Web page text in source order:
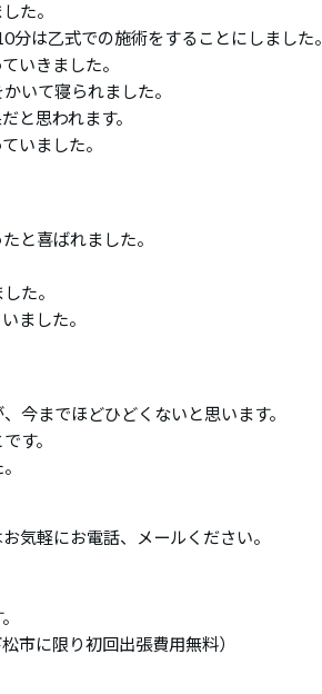
た。
は乙式での施術をすることにしました。
いきました。
いて寝られました。
と思われます。
いました。
と喜ばれました。
た。
ました。
今までほどひどくないと思います。
す。
気軽にお電話、メールください。
市に限り初回出張費用無料）